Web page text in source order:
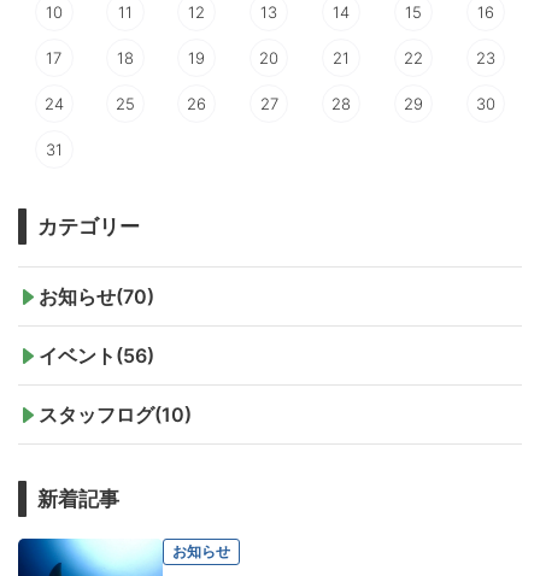
10 11 12 13 14 15 16
17 18 19 20 21 22 23
24 25 26 27 28 29 30
31
カテゴリー
お知らせ(70)
イベント(56)
スタッフログ(10)
新着記事
お知らせ